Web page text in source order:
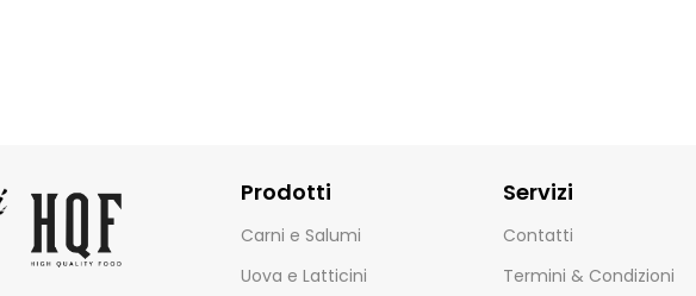
Prodotti
Carni e Salumi
Uova e Latticini
Servizi
Contatti
Termini & Condizioni